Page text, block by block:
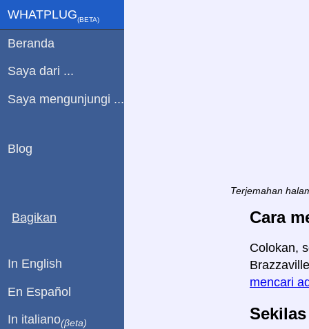
Terjemahan
Cara
Colokan,
mencari
WHATPLUG(ΒETA)
Beranda
Saya dari ...
Saya mengunjungi ...
Blog
Bagikan
In English
En Español
In italiano(βeta)